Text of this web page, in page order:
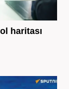
haritası